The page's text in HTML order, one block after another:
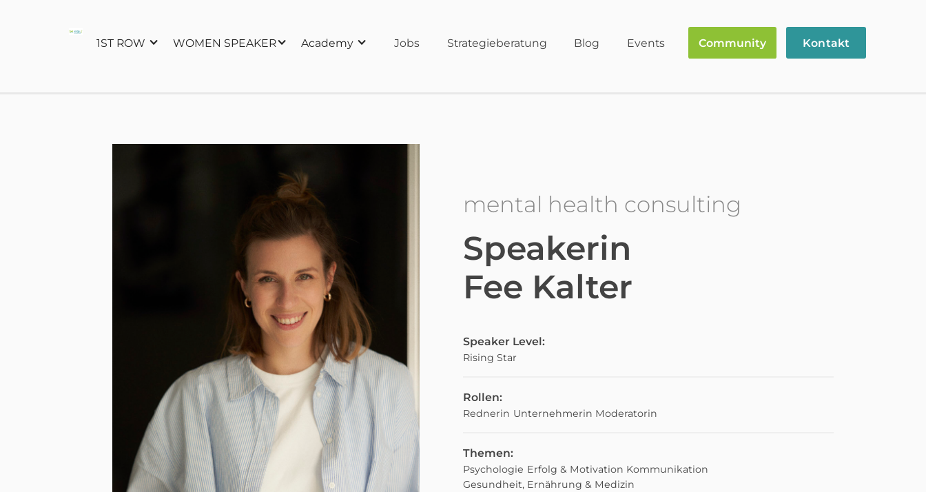
1ST ROW WOMEN SPEAKER Academy Jobs Strategieberatung Blog Events Community Kontakt
mental health consulting
Speakerin
Fee Kalter
Speaker Level:
Rising Star
Rollen:
Rednerin Unternehmerin Moderatorin
Themen:
Psychologie Erfolg & Motivation Kommunikation
Gesundheit, Ernährung & Medizin